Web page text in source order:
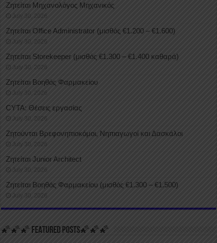
Ζητείται Μηχανολόγος Μηχανικός
July 30, 2026
Ζητείται Office Administrator (μισθός €1.200 – €1.600)
July 30, 2026
Ζητείται Storekeeper (μισθός €1.300 – €1.400 καθαρά)
July 30, 2026
Ζητείται Βοηθός Φαρμακείου
July 30, 2026
CYTA: Θέσεις εργασίας
July 30, 2026
Ζητούνται Βρεφονηπιοκόμοι, Νηπιαγωγοί και Δασκάλοι
July 30, 2026
Ζητείται Junior Architect
July 30, 2026
Ζητείται Βοηθός Φαρμακείου (μισθός €1.300 – €1.500)
July 30, 2026
🌠🌠🌠 FEATURED POSTS🌠🌠🌠